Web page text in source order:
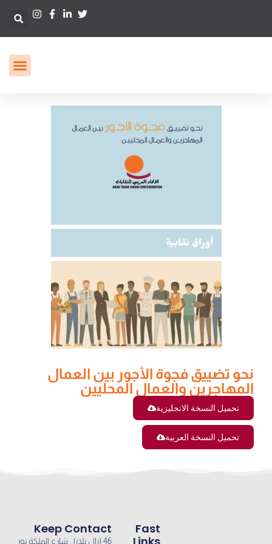
نحو تضييق فجوة الأجور بين العمال
المهاجرين والعمال المحليين
تحميل النسخة الانجليزية
تحميل النسخة العربية
Fast
Keep Contact
46 ازال بلازا , شارع الملكة نور